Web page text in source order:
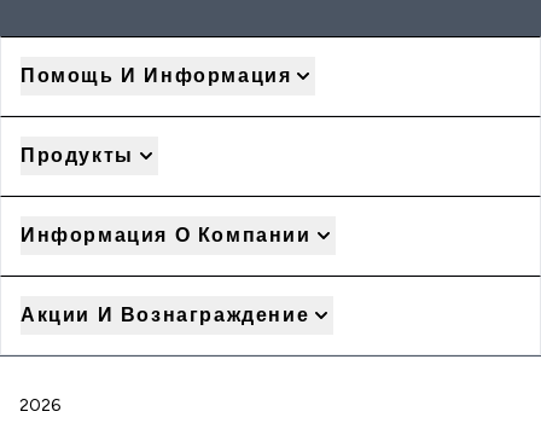
Помощь И Информация
Продукты
Информация О Компании
Акции И Вознаграждение
2026